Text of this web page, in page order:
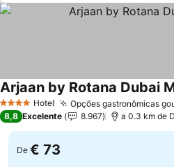
4 EstrelasHotel Opções gastronômicas
Arjaan by Rotana Dubai
8,8 Excelente 8.967 a 0.3 km de
De € 73